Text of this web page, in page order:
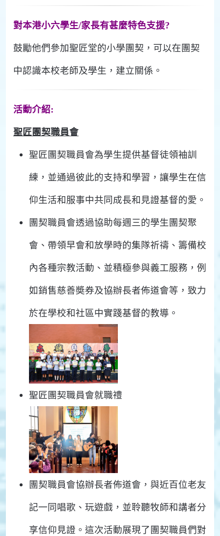
對本港小六學生/家長有甚麼特色支援?
鼓勵他們參加聖匠堂的小學團契，可以在團契
中認識本校老師及學生，建立關係。
活動介紹:
聖匠團契職員會
聖匠團契職員會為學生提供基督徒領袖訓
練，並通過彼此的支持和學習，讓學生在信
仰生活和服事中共同成長和見證基督的愛。
團契職員會透過協助每週三的學生團契聚
會、帶領早會和放學時的集隊祈禱、籌備校
內各種宗教活動、並積極參與義工服務，例
如銷售慈善奬券及協辦長者佈道會等，致力
於在學校和社區中實踐基督的教導。
聖匠團契職員會就職禮
團契職員會協辦長者佈道會，與近百位老友
記一同唱歌、玩遊戲，並聆聽牧師和講者分
享信仰見證。這次活動展現了團契職員們對